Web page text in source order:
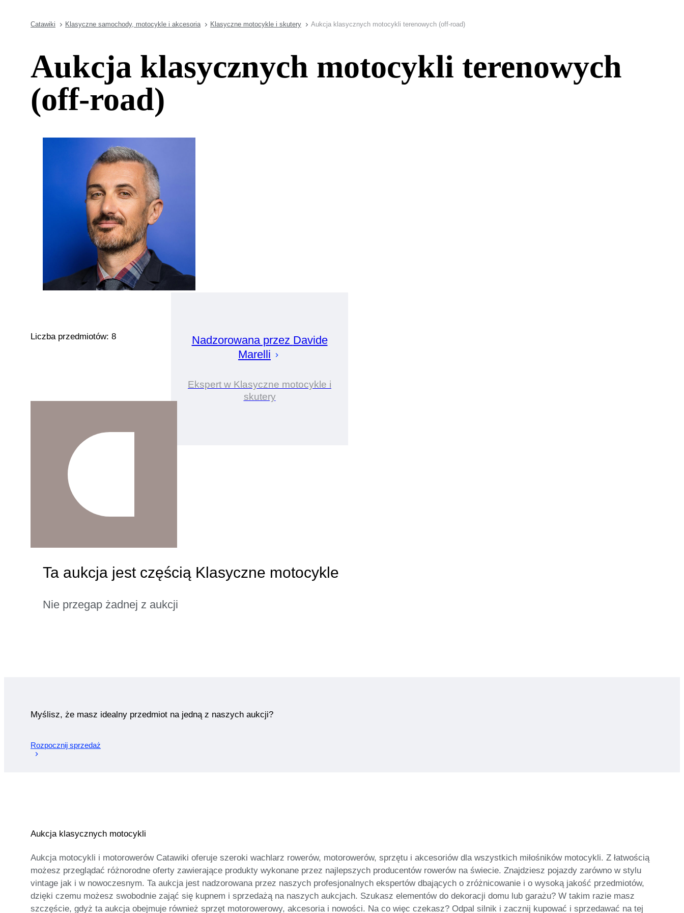
Catawiki Klasyczne samochody, motocykle i akcesoria Klasyczne motocykle i skutery Aukcja klasycznych motocykli terenowych (off-road)
Aukcja klasycznych motocykli terenowych
(off-road)
Nadzorowana przez Davide
Marelli
Ekspert w Klasyczne motocykle i
skutery
Liczba przedmiotów: 8
Ta aukcja jest częścią Klasyczne motocykle
Nie przegap żadnej z aukcji
Myślisz, że masz idealny przedmiot na jedną z naszych aukcji?
Rozpocznij sprzedaż
Aukcja klasycznych motocykli
Aukcja motocykli i motorowerów Catawiki oferuje szeroki wachlarz rowerów, motorowerów, sprzętu i akcesoriów dla wszystkich miłośników motocykli. Z łatwością
możesz przeglądać różnorodne oferty zawierające produkty wykonane przez najlepszych producentów rowerów na świecie. Znajdziesz pojazdy zarówno w stylu
vintage jak i w nowoczesnym. Ta aukcja jest nadzorowana przez naszych profesjonalnych ekspertów dbających o zróżnicowanie i o wysoką jakość przedmiotów,
dzięki czemu możesz swobodnie zająć się kupnem i sprzedażą na naszych aukcjach. Szukasz elementów do dekoracji domu lub garażu? W takim razie masz
szczęście, gdyż ta aukcja obejmuje również sprzęt motorowerowy, akcesoria i nowości. Na co więc czekasz? Odpal silnik i zacznij kupować i sprzedawać na tej